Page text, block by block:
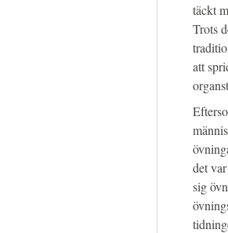
täckt
Trots
att
det
sig